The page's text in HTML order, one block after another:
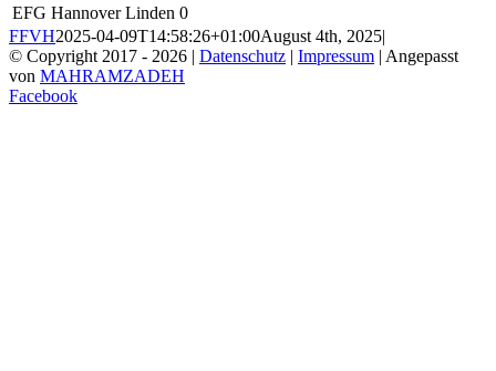
EFG Hannover Linden 0
FFVH2025-04-09T14:58:26+01:00August 4th, 2025|
© Copyright 2017 - 2026 | Datenschutz | Impressum | Angepasst
von MAHRAMZADEH
Facebook